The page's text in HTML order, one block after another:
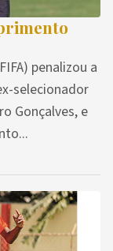
penalizou a
selecionador
Gonçalves, e